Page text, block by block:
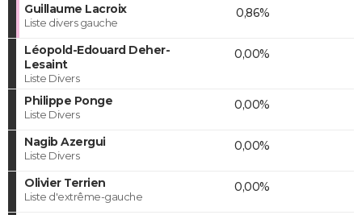
Guillaume Lacroix
Liste divers gauche
0,86%
Léopold-Edouard Deher-
Lesaint
Liste Divers
0,00%
Philippe Ponge
Liste Divers
0,00%
Nagib Azergui
Liste Divers
0,00%
Olivier Terrien
Liste d'extrême-gauche
0,00%